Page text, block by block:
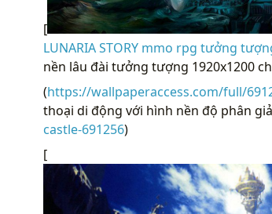
[
LUNARIA STORY mmo rpg tưởng
nền lâu đài tưởng tượng 1920x1200
(https://wallpaperaccess.com/full/
thoại di động với hình nền độ phân
castle-691256)
[